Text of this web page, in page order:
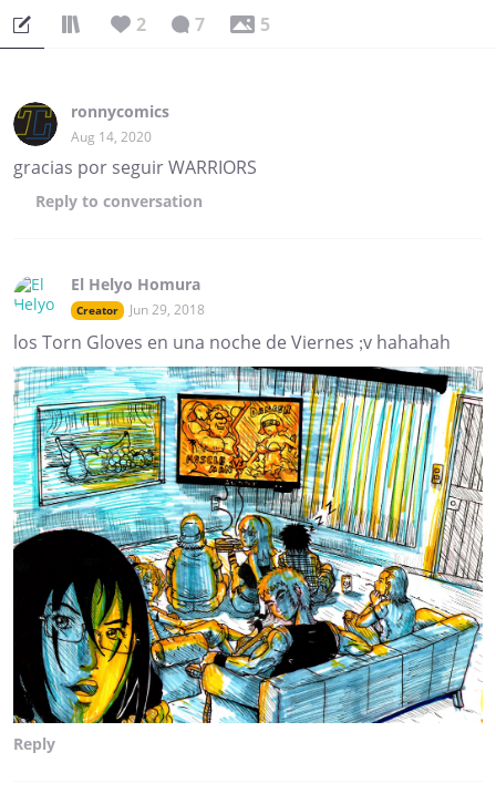
2 7 5
ronnycomics
Aug 14, 2020
gracias por seguir WARRIORS
Reply to conversation
El Helyo Homura
Creator Jun 29, 2018
los Torn Gloves en una noche de Viernes ;v hahahah
Reply